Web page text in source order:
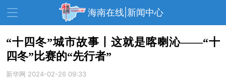
海南在线|新闻中心
资讯中心 热点 旅游
“十四冬”城市故事丨这就是喀喇沁——“十
四冬”比赛的“先行者”
新华网 2024-02-26 09:33